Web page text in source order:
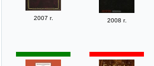
2007 г. 2008 г.